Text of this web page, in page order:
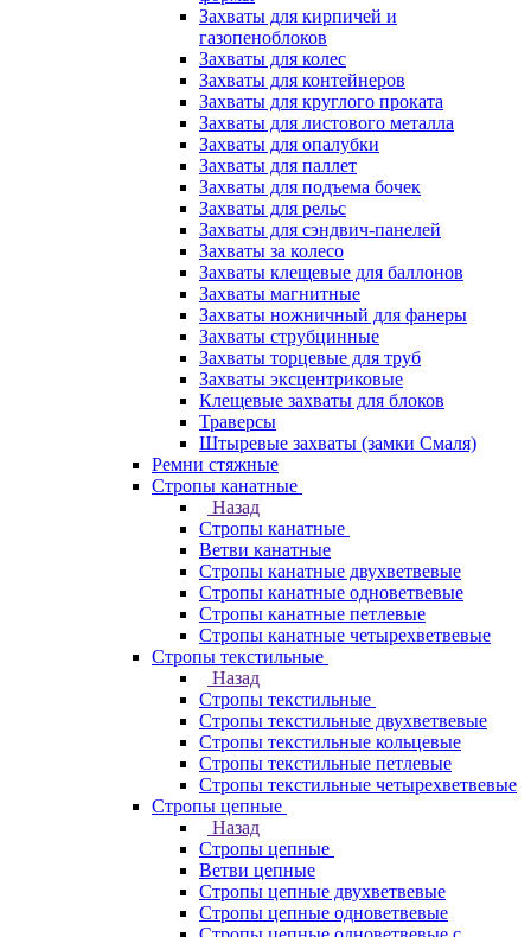
Захваты для кирпичей и
газопеноблоков
Захваты для колес
Захваты для контейнеров
Захваты для круглого проката
Захваты для листового металла
Захваты для опалубки
Захваты для паллет
Захваты для подъема бочек
Захваты для рельс
Захваты для сэндвич-панелей
Захваты за колесо
Захваты клещевые для баллонов
Захваты магнитные
Захваты ножничный для фанеры
Захваты струбцинные
Захваты торцевые для труб
Захваты эксцентриковые
Клещевые захваты для блоков
Траверсы
Штыревые захваты (замки Смаля)
Ремни стяжные
Стропы канатные
Назад
Стропы канатные
Ветви канатные
Стропы канатные двухветвевые
Стропы канатные одноветвевые
Стропы канатные петлевые
Стропы канатные четырехветвевые
Стропы текстильные
Назад
Стропы текстильные
Стропы текстильные двухветвевые
Стропы текстильные кольцевые
Стропы текстильные петлевые
Стропы текстильные четырехветвевые
Стропы цепные
Назад
Стропы цепные
Ветви цепные
Стропы цепные двухветвевые
Стропы цепные одноветвевые